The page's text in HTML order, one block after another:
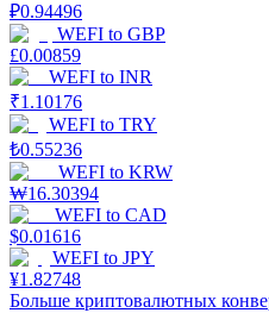
Стейкинг
Высокая прибыль и
₽0.94496
WEFI to GBP
£0.00859
WEFI to INR
₹1.10176
WEFI to TRY
₺0.55236
WEFI to KRW
₩16.30394
WEFI to CAD
$0.01616
WEFI to JPY
¥1.82748
Больше криптовалютных